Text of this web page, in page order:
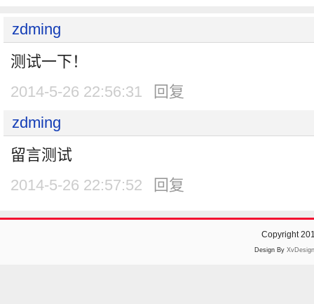
zdming
测试一下！
2014-5-26 22:56:31
回复
zdming
留言测试
2014-5-26 22:57:52
回复
Copyright
Design By